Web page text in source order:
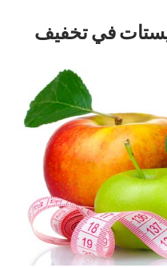
في تخفيف